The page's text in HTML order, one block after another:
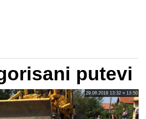
putevi
29.08.2018 13:32 » 13:50